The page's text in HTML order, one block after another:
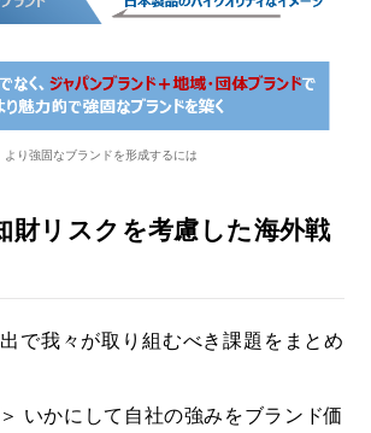
より強固なブランドを形成するには
財リスクを考慮した海外戦
で我々が取り組むべき課題をまとめ
いかにして自社の強みをブランド価